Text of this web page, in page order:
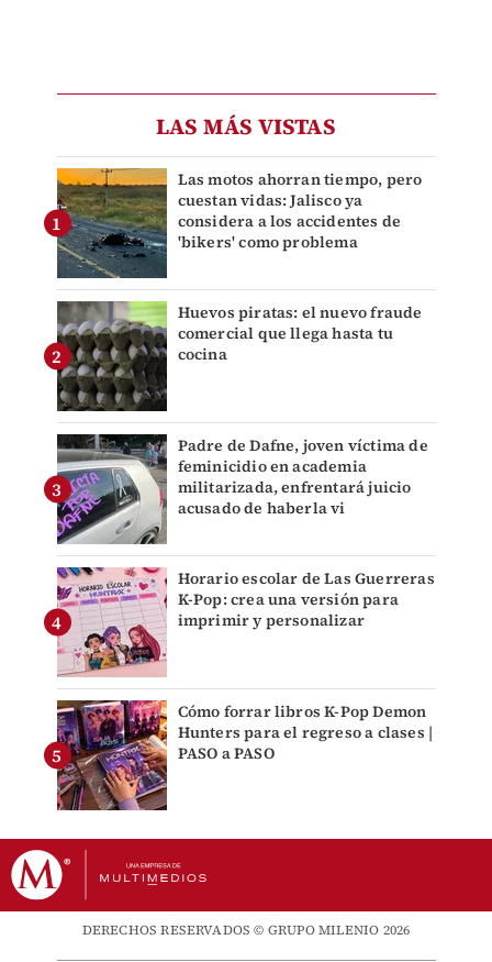
LAS MÁS VISTAS
Las motos ahorran tiempo, pero
cuestan vidas: Jalisco ya
considera a los accidentes de
'bikers' como problema
Huevos piratas: el nuevo fraude
comercial que llega hasta tu
cocina
Padre de Dafne, joven víctima de
feminicidio en academia
militarizada, enfrentará juicio
acusado de haberla vi
Horario escolar de Las Guerreras
K-Pop: crea una versión para
imprimir y personalizar
Cómo forrar libros K-Pop Demon
Hunters para el regreso a clases |
PASO a PASO
DERECHOS RESERVADOS © GRUPO MILENIO 2026